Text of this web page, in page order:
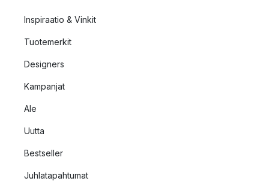
Inspiraatio & Vinkit
Tuotemerkit
Designers
Kampanjat
Ale
Uutta
Bestseller
Juhlatapahtumat